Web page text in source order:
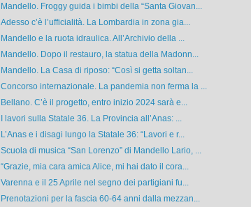
Mandello. Froggy guida i bimbi della “Santa Giovan...
Adesso c’è l’ufficialità. La Lombardia in zona gia...
Mandello e la ruota idraulica. All’Archivio della ...
Mandello. Dopo il restauro, la statua della Madonn...
Mandello. La Casa di riposo: “Così si getta soltan...
Concorso internazionale. La pandemia non ferma la ...
Bellano. C’è il progetto, entro inizio 2024 sarà e...
I lavori sulla Statale 36. La Provincia all’Anas: ...
L’Anas e i disagi lungo la Statale 36: “Lavori e r...
Scuola di musica “San Lorenzo” di Mandello Lario, ...
“Grazie, mia cara amica Alice, mi hai dato il cora...
Varenna e il 25 Aprile nel segno dei partigiani fu...
Prenotazioni per la fascia 60-64 anni dalla mezzan...